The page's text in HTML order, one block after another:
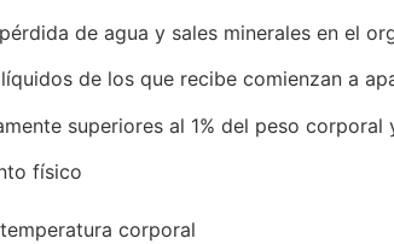
de agua y sales minerales en el
de los que recibe comienzan a
superiores al 1% del peso corporal
físico
corporal